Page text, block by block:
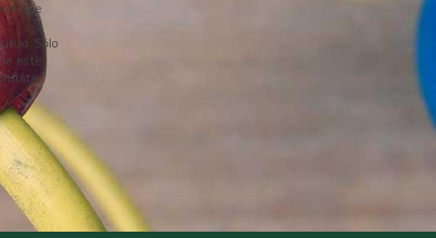
que
Sólo
este